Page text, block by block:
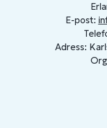
E-post:
Adress: